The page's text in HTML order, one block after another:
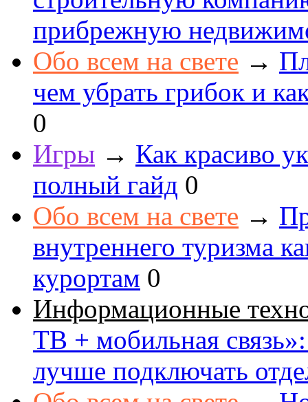
прибрежную
Обо всем на свете →
чем убрать грибок и
0
Игры → Как красиво
полный гайд 0
Обо всем на свете →
внутреннего туризма
курортам 0
Информационные
ТВ + мобильная
лучше подключать